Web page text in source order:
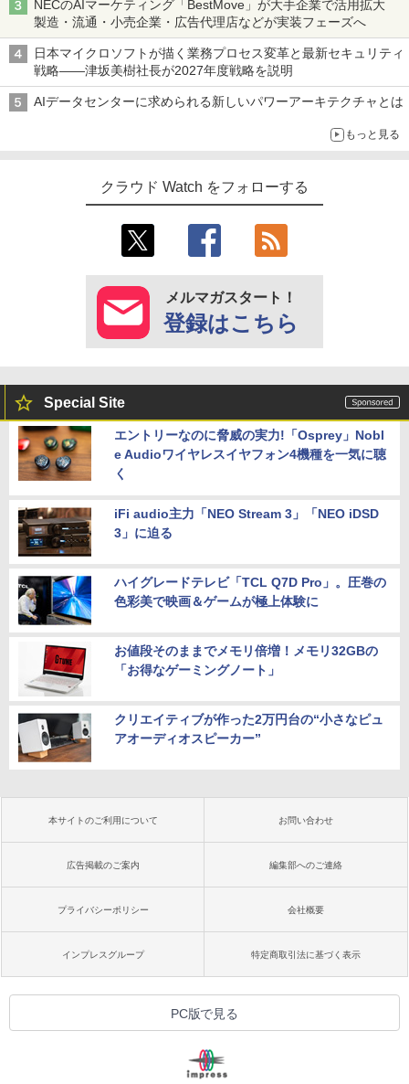
NECのAIマーケティング「BestMove」が大手企業で活用拡大
製造・流通・小売企業・広告代理店などが実装フェーズへ
日本マイクロソフトが描く業務プロセス変革と最新セキュリティ
戦略――津坂美樹社長が2027年度戦略を説明
AIデータセンターに求められる新しいパワーアーキテクチャとは
もっと見る
クラウド Watch をフォローする
メルマガスタート！
登録はこちら
Special Site
エントリーなのに脅威の実力!「Osprey」Nobl
e Audioワイヤレスイヤフォン4機種を一気に聴
く
iFi audio主力「NEO Stream 3」「NEO iDSD
3」に迫る
ハイグレードテレビ「TCL Q7D Pro」。圧巻の
色彩美で映画＆ゲームが極上体験に
お値段そのままでメモリ倍増！メモリ32GBの
「お得なゲーミングノート」
クリエイティブが作った2万円台の“小さなピュ
アオーディオスピーカー”
本サイトのご利用について お問い合わせ
広告掲載のご案内 編集部へのご連絡
プライバシーポリシー 会社概要
インプレスグループ 特定商取引法に基づく表示
PC版で見る